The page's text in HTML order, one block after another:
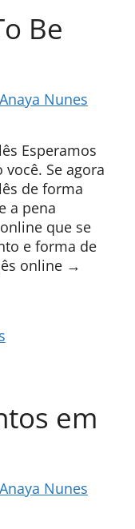
Be
Nunes
Esperamos
Se agora
de forma
a pena
que se
e forma de
online →
em
Nunes